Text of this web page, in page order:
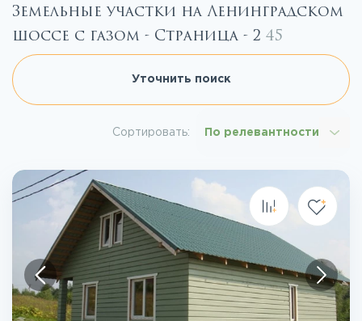
Земельные участки на Ленинградском
шоссе с газом - Страница - 2 45
Уточнить поиск
Сортировать: По релевантности